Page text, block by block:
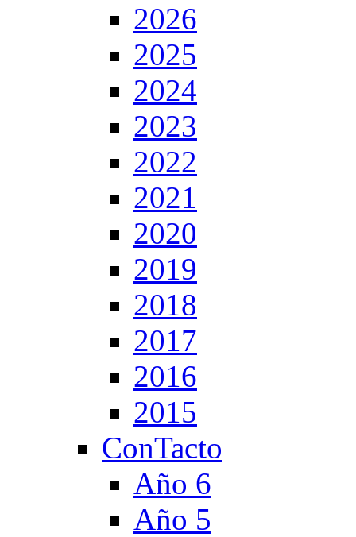
2026
2025
2024
2023
2022
2021
2020
2019
2018
2017
2016
2015
ConTacto
Año 6
Año 5